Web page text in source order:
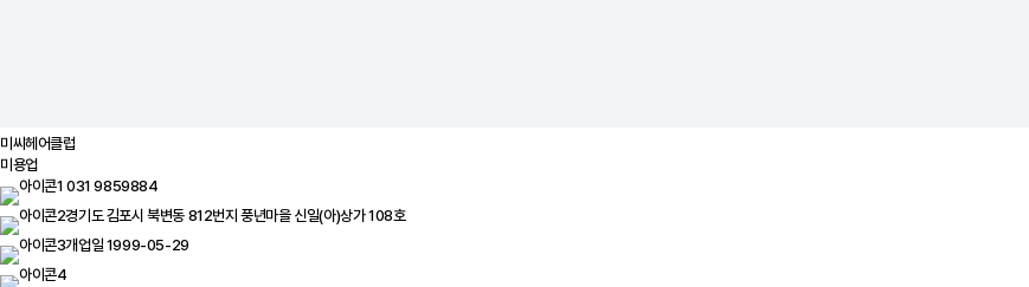
미씨헤어클럽
미용업
031 9859884
경기도 김포시 북변동 812번지 풍년마을 신일(아)상가 108호
개업일 1999-05-29